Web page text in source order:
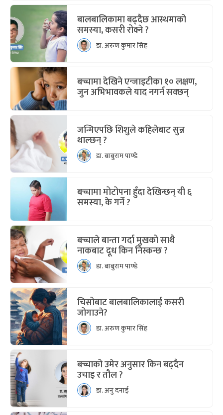
बालबालिकामा बढ्दैछ आस्थमाको
समस्या, कसरी रोक्ने ?
डा. अरुण कुमार सिंह
बच्चामा देखिने एन्जाइटीका १० लक्षण,
जुन अभिभावकले याद नगर्न सक्छन्
जन्मिएपछि शिशुले कहिलेबाट सुन्न
थाल्छन् ?
डा. बाबुराम पाण्डे
बच्चामा मोटोपना हुँदा देखिन्छन् यी ६
समस्या, के गर्ने ?
बच्चाले बान्ता गर्दा मुखको साथै
नाकबाट दूध किन निस्कन्छ ?
डा. बाबुराम पाण्डे
चिसोबाट बालबालिकालाई कसरी
जोगाउने?
डा. अरुण कुमार सिंह
बच्चाको उमेर अनुसार किन बढ्दैन
उचाइ र तौल ?
डा. अनु दनाई